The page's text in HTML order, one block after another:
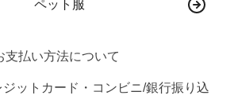
ペット服
支払い方法について
ットカード・コンビニ/銀行振り込